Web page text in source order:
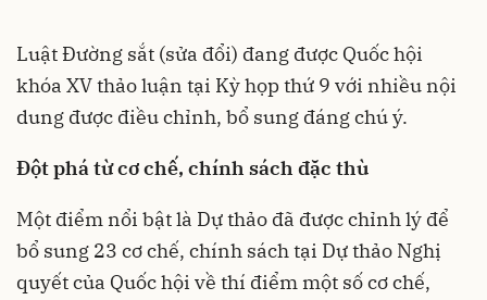
Luật Đường sắt (sửa đổi) đang được Quốc hội
khóa XV thảo luận tại Kỳ họp thứ 9 với nhiều nội
dung được điều chỉnh, bổ sung đáng chú ý.
Đột phá từ cơ chế, chính sách đặc thù
Một điểm nổi bật là Dự thảo đã được chỉnh lý để
bổ sung 23 cơ chế, chính sách tại Dự thảo Nghị
quyết của Quốc hội về thí điểm một số cơ chế,